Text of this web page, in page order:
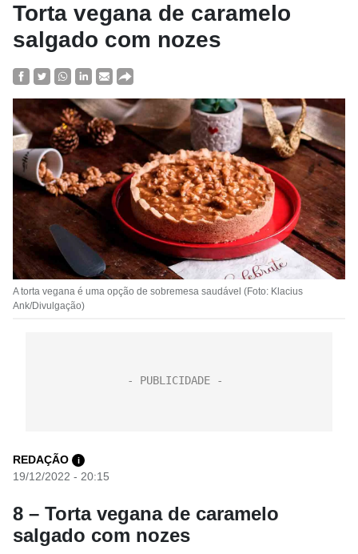
Torta vegana de caramelo
salgado com nozes
A torta vegana é uma opção de sobremesa saudável (Foto: Klacius
Ank/Divulgação)
REDAÇÃO i
19/12/2022 - 20:15
8 – Torta vegana de caramelo
salgado com nozes